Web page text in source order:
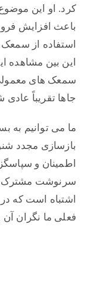
کرد. او این
باعث افزایش
استفاده از
این بین مشاهده
سمعک های
جاها تقریباً
ما می توانیم به
بازسازی مجدد
اطمینان و
سرنوشت مشترک
اشتباه است که
فعلی ما نگران آن